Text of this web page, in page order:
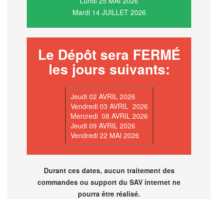
Mardi 14 JUILLET 2026
Le Dépôt sera FERMÉ
les jours suivants:
Jeudi 02 AVRIL 2026
Vendredi 03 AVRIL 2026
Mercredi 08 AVRIL 2026
Jeudi 09 AVRIL 2026
Vendredi 22 MAI 2026
Durant ces dates, aucun traitement des
commandes ou support du SAV internet ne
pourra être réalisé.